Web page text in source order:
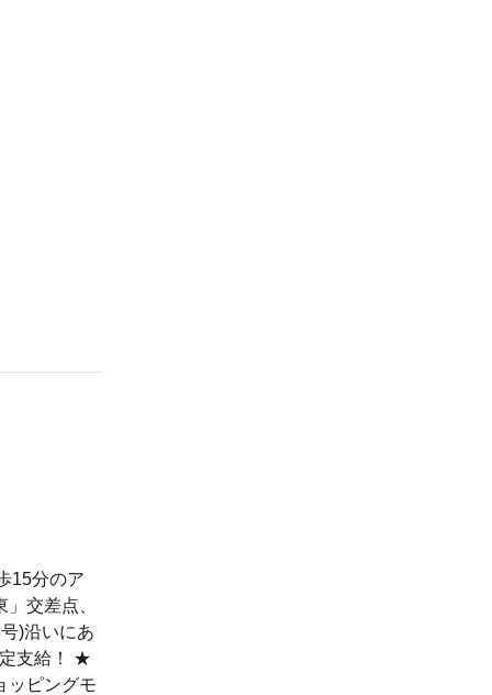
15分のア
交差点、
)沿いにあ
支給！ ★
ッピングモ